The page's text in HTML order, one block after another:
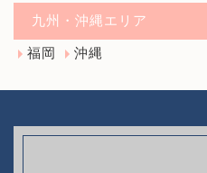
九州・沖縄エリア
福岡 沖縄